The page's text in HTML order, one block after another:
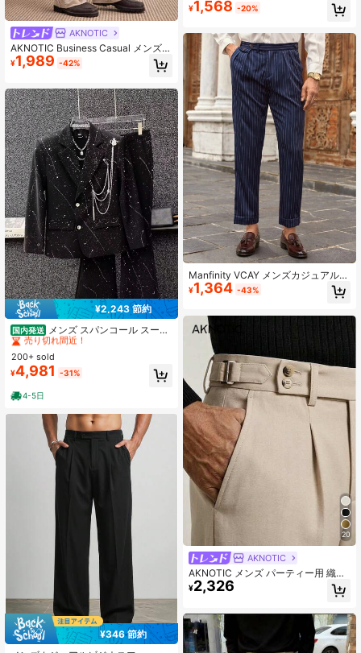
AKNOTIC
AKNOTIC Business Casual メンズ
ニットロング ストレート ウエスト
カジュアルパンツ、夏向け、カジュ
ップル、卒業のギフトに適していま
す
¥1,989 -42%
¥2,243 節約
国内発送 メンズ スパンコール スーツ
セットアップ パーティースーツ 高級
感 メンズスーツ メンズギフト 送料
無料
#1 ベストセラー
素晴らしい品質 メンズスーツ
売り切れ間近！
#1 ベストセラー
売り切れ間近！
#1 ベストセラー
売り切れ間近！
#1 ベストセラー
200+ sold
¥4,981 -31%
4-5日
¥346 節約
ト付き テーパードレッグ カジュアル
ワークスーツパンツ フォーマル 儀式
¥1,568 -20%
Manfinity VCAY メンズカジュアル
ウーブン ストライプ ミッドライズ
テーパード ドレスパンツ ピンストラ
ライプパンツ メンズドレスパンツ メ
ンズプリーツドレスパンツ メンズプ
リーツパンツ メンズズボン
¥1,364 -43%
20
AKNOTIC
AKNOTIC メンズ パーティー用 織り
生地 ミッドウエスト ストレートレッ
グ カジュアルスーツパンツ、デイリ
ーティー、結婚式、卒業ギフト、父
の日ギフトに適しています
¥2,326